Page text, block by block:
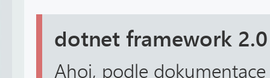
dotnet framework 2.0
Ahoj, podle dokumentace